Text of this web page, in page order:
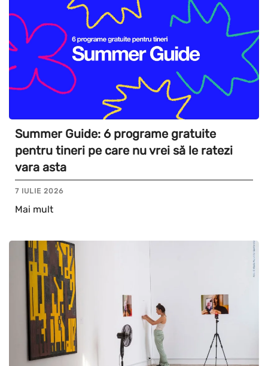
Summer Guide: 6 programe gratuite
pentru tineri pe care nu vrei să le ratezi
vara asta
7 IULIE 2026
Mai mult